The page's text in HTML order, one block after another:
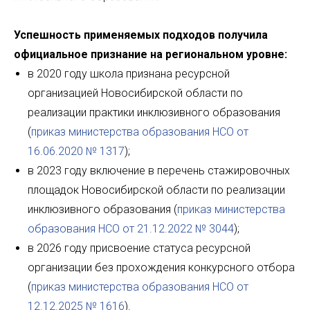
Успешность применяемых подходов получила
официальное признание на региональном уровне:
в 2020 году школа признана ресурсной
организацией Новосибирской области по
реализации практики инклюзивного образования
(приказ министерства образования НСО от
16.06.2020 № 1317);
в 2023 году включение в перечень стажировочных
площадок Новосибирской области по реализации
инклюзивного образования (приказ министерства
образования НСО от 21.12.2022 № 3044);
в 2026 году присвоение статуса ресурсной
организации без прохождения конкурсного отбора
(приказ министерства образования НСО от
12.12.2025 № 1616).